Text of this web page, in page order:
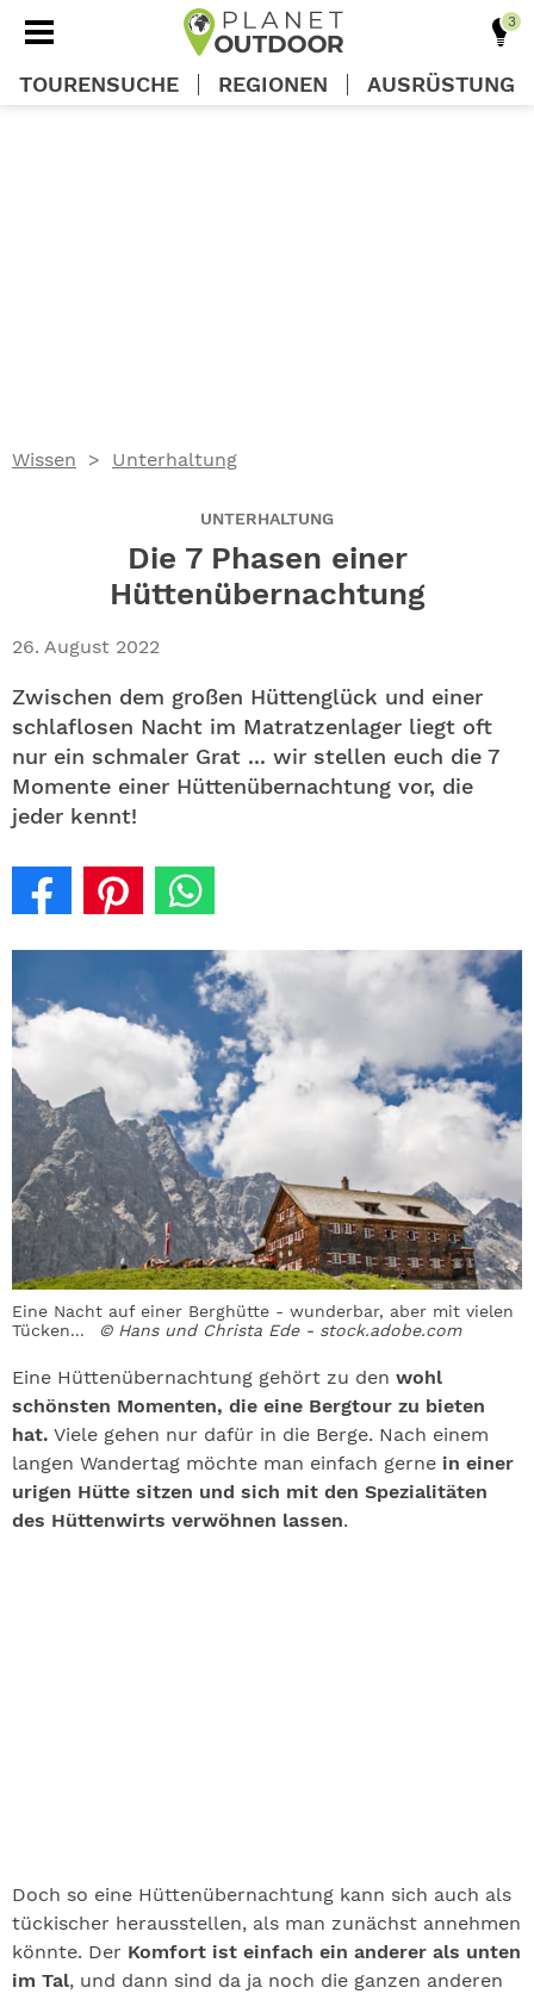
Wissen Unterhaltung
UNTERHALTUNG
Die 7 Phasen einer
Hüttenübernachtung
26. August 2022
Zwischen dem großen Hüttenglück und einer
schlaflosen Nacht im Matratzenlager liegt oft
nur ein schmaler Grat ... wir stellen euch die 7
Momente einer Hüttenübernachtung vor, die
jeder kennt!
Eine Nacht auf einer Berghütte - wunderbar, aber mit vielen
Tücken...
© Hans und Christa Ede - stock.adobe.com
Eine Hüttenübernachtung gehört zu den wohl
schönsten Momenten, die eine Bergtour zu bieten
hat. Viele gehen nur dafür in die Berge. Nach einem
langen Wandertag möchte man einfach gerne in einer
urigen Hütte sitzen und sich mit den Spezialitäten
des Hüttenwirts verwöhnen lassen.
Doch so eine Hüttenübernachtung kann sich auch als
tückischer herausstellen, als man zunächst annehmen
könnte. Der Komfort ist einfach ein anderer als unten
im Tal, und dann sind da ja noch die ganzen anderen
TOURENSUCHE REGIONEN AUSRÜSTUNG
GEWINNEN
ALLE THEMEN
SHOP